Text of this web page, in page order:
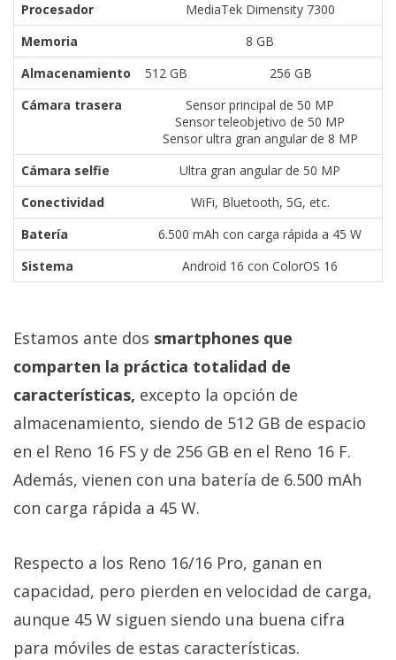
Procesador
MediaTek Dimensity 7300
Memoria
8 GB
Almacenamiento
512 GB
256 GB
Cámara trasera
Sensor principal de 50 MP
Sensor teleobjetivo de 50 MP
Sensor ultra gran angular de 8 MP
Cámara selfie
Ultra gran angular de 50 MP
Conectividad
WiFi, Bluetooth, 5G, etc.
Batería
6.500 mAh con carga rápida a 45 W
Sistema
Android 16 con ColorOS 16
Estamos ante dos smartphones que
comparten la práctica totalidad de
características, excepto la opción de
almacenamiento, siendo de 512 GB de espacio
en el Reno 16 FS y de 256 GB en el Reno 16 F.
Además, vienen con una batería de 6.500 mAh
con carga rápida a 45 W.
Respecto a los Reno 16/16 Pro, ganan en
capacidad, pero pierden en velocidad de carga,
aunque 45 W siguen siendo una buena cifra
para móviles de estas características.